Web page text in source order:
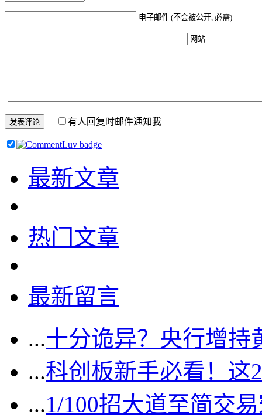
电子邮件 (不会被公开, 必需)
网站
有人回复时邮件通知我
最新文章
热门文章
最新留言
...十分诡异？央行增持
...科创板新手必看！这
...1/100招大道至简交